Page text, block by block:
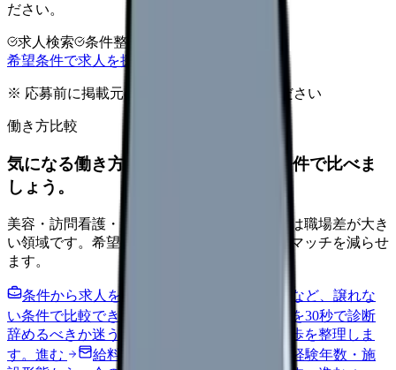
ださい。
求人検索 条件整理
希望条件で求人を探す
※ 応募前に掲載元の最新情報を確認してください
働き方比較
気になる働き方を、求人を見る前に条件で比べま
しょう。
美容・訪問看護・クリニック・夜勤なしなどは職場差が大き
い領域です。希望条件を先に整理するとミスマッチを減らせ
ます。
条件から求人を見る
夜勤回数・残業・通勤など、譲れな
い条件で比較できます。
職場の悩みを30秒で診断
辞めるべきか迷う前に、悩みの種類と次の一歩を整理しま
す。 進む 給料コンパスで比較する
地域・経験年数・施